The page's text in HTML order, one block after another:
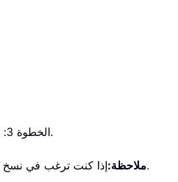
الخطوة 3: في مربع الحوار «تطبيق العرض» الظاهر، حدد المجلدات التي تريد تطبيق إعدادات العرض المخصصة عليها، ثم انقر على زر.
ملاحظة:إذا كنت ترغب في نسخ .